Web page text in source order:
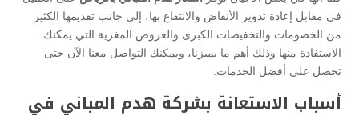
في مقابل إعادة تدوير الأنقاض والانتفاع بها، إلى جانب تقديمها الكثير
من الخصومات والتخفيضات الكبرى والعروض المغرية التي يمكنك
الاستفادة منها وذلك أهم ما يميزنا، ويمكنك التواصل معنا الآن حتى
تحصل على أفضل الخدمات.
أسباب الاستعانة بشركة هدم المباني في